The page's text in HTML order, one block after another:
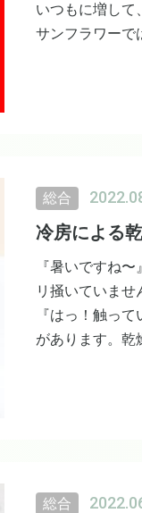
いつもに増して
サンフラワーで
総合
冷房による
『暑いですね
リ掻いていませ
『はっ！触っ
があります。乾
総合